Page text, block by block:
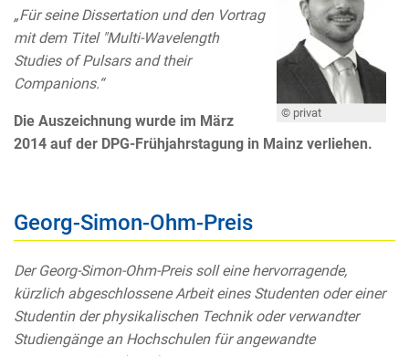
© privat
„Für seine Dissertation und den Vortrag
mit dem Titel "Multi-Wavelength
Studies of Pulsars and their
Companions.“
Die Auszeichnung wurde im März
2014 auf der DPG-Frühjahrstagung in Mainz verliehen.
Georg-Simon-Ohm-Preis
Der Georg-Simon-Ohm-Preis soll eine hervorragende,
kürzlich abgeschlossene Arbeit eines Studenten oder einer
Studentin der physikalischen Technik oder verwandter
Studiengänge an Hochschulen für angewandte